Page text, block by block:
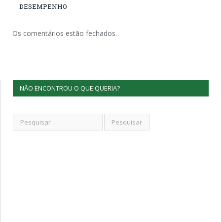
DESEMPENHO
Os comentários estão fechados.
NÃO ENCONTROU O QUE QUERIA?